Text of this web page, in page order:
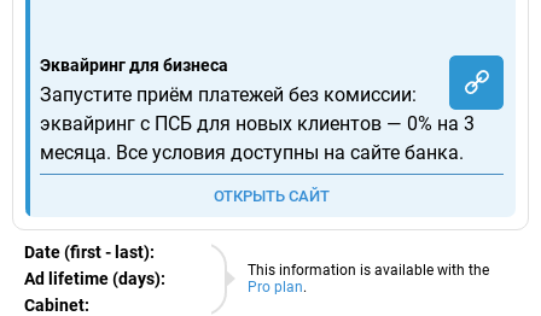
Эквайринг для бизнеса
Запустите приём платежей без комиссии:
эквайринг с ПСБ для новых клиентов — 0% на 3
месяца. Все условия доступны на сайте банка.
ОТКРЫТЬ САЙТ
This information is available with the
Pro plan.
Date (first - last):
06.08.2026
Ad lifetime (days):
Cabinet:
EURO